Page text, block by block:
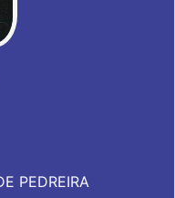
PEDREIRA